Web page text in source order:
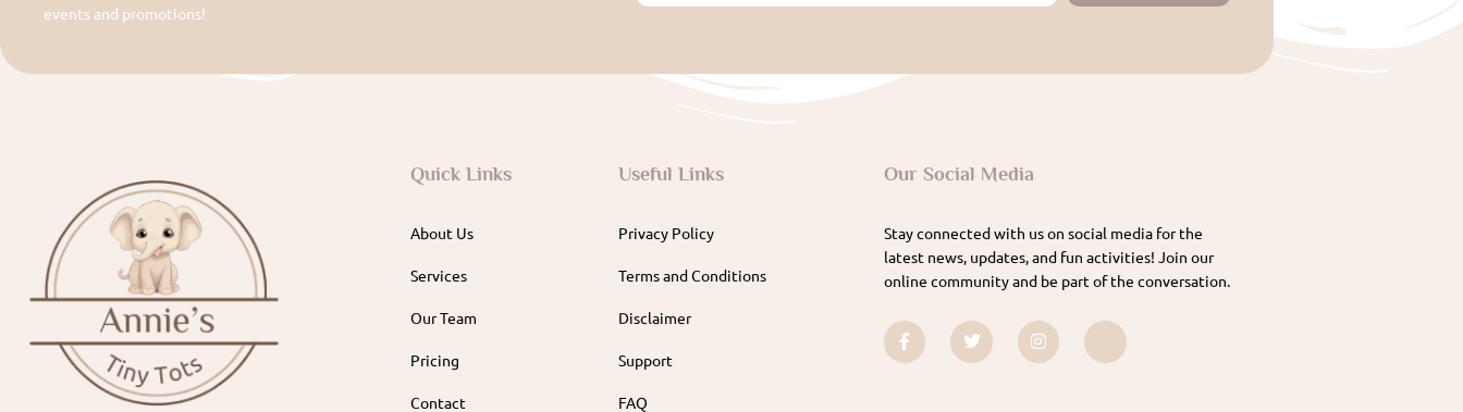
events and promotions!
Quick Links
About Us
Services
Our Team
Pricing
Contact
Useful Links
Privacy Policy
Terms and Conditions
Disclaimer
Support
FAQ
Our Social Media
Stay connected with us on social media for the
latest news, updates, and fun activities! Join our
online community and be part of the conversation.